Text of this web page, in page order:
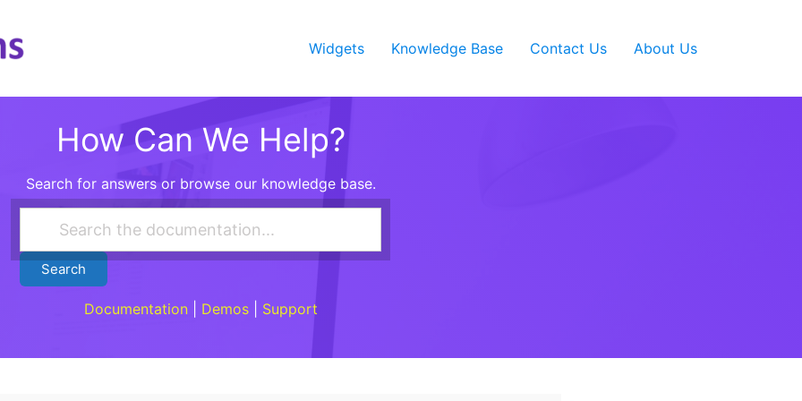
Widgets Knowledge Base Contact Us About Us
How Can We Help?
Search for answers or browse our knowledge base.
Search
Documentation| Demos| Support